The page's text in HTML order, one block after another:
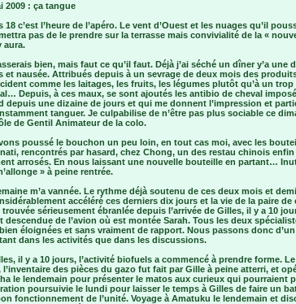
2009 : ça tangue
18 c’est l’heure de l’apéro. Le vent d’Ouest et les nuages qu’il
pas de le prendre sur la terrasse mais convivialité de la «
aura.
bien, mais faut ce qu’il faut. Déjà j’ai séché un dîner y’a une
et nausée. Attribués depuis à un sevrage de deux mois des
comme les laitages, les fruits, les légumes plutôt qu’à un trop
Depuis, à ces maux, se sont ajoutés les antibio de cheval
depuis une dizaine de jours et qui me donnent l’impression et
tanguer. Je culpabilise de n’être pas plus sociable ce
de Gentil Animateur de la colo.
poussé le bouchon un peu loin, en tout cas moi, avec les
rencontrés par hasard, chez Chong, un des restau chinois
arrosés. En nous laissant une nouvelle bouteille en partant…
» à peine rentrée.
m’a vannée. Le rythme déjà soutenu de ces deux mois et
accéléré ces derniers dix jours et la vie de la paire de
trouvée sérieusement ébranlée depuis l’arrivée de Gilles, il y a 10
descendue de l’avion où est montée Sarah. Tous les deux
éloignées et sans vraiment de rapport. Nous passons donc d’un
dans les activités que dans les discussions.
il y a 10 jours, l’activité biofuels a commencé à prendre forme.
l’inventaire des pièces du gazo fut fait par Gille à peine atterri, et
le lendemain pour présenter le matos aux curieux qui pourraient
poursuivie le lundi pour laisser le temps à Gilles de faire un
fonctionnement de l’unité. Voyage à Amatuku le lendemain et